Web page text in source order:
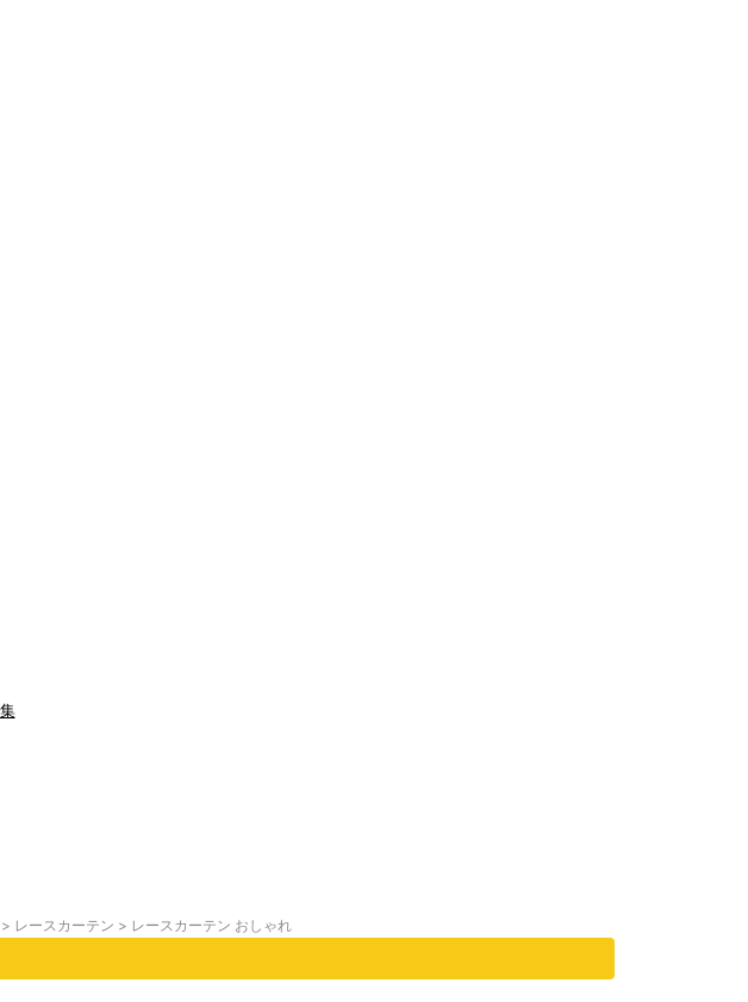
> レースカーテン > レースカーテン おしゃれ